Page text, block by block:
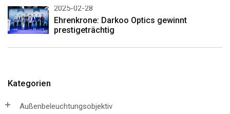
2025-02-28
Ehrenkrone: Darkoo Optics gewinnt
prestigeträchtig
Kategorien
Außenbeleuchtungsobjektiv